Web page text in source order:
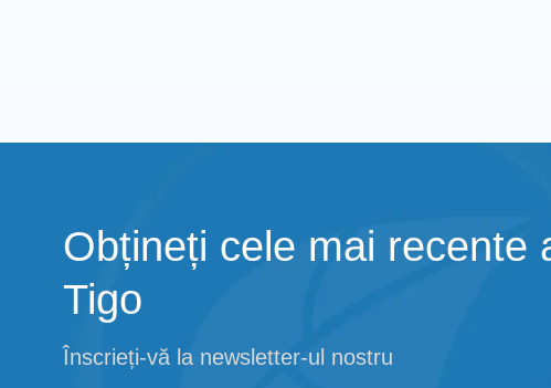
Obțineți cele mai recente
Tigo
Înscrieți-vă la newsletter-ul nostru